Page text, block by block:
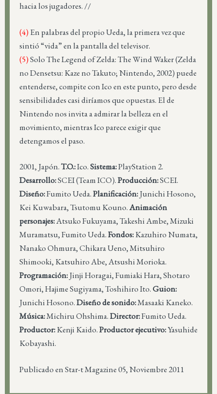
hacia los jugadores. //
(4) En palabras del propio Ueda, la primera vez que
sintió “vida” en la pantalla del televisor.
(5)Solo The Legend of Zelda: The Wind Waker (Zelda
no Densetsu: Kaze no Takuto; Nintendo, 2002) puede
entenderse, compite con Ico en este punto, pero desde
sensibilidades casi diríamos que opuestas. El de
Nintendo nos invita a admirar la belleza en el
movimiento, mientras Ico parece exigir que
detengamos el paso.
2001, Japón.T.O.:Ico.Sistema:PlayStation 2.
Desarrollo:SCEI (Team ICO).Producción:SCEI.
Diseño:Fumito Ueda.Planificación:Junichi Hosono,
Kei Kuwabara, Tsutomu Kouno.Animación
personajes:Atsuko Fukuyama, Takeshi Ambe, Mizuki
Muramatsu, Fumito Ueda.Fondos:Kazuhiro Numata,
Nanako Ohmura, Chikara Ueno, Mitsuhiro
Shimooki, Katsuhiro Abe, Atsushi Morioka.
Programación:Jinji Horagai, Fumiaki Hara, Shotaro
Omori, Hajime Sugiyama, Toshihiro Ito.Guion:
Junichi Hosono.Diseño de sonido:Masaaki Kaneko.
Música:Michiru Ohshima.Director:Fumito Ueda.
Productor:Kenji Kaido.Productor ejecutivo:Yasuhide
Kobayashi.
Publicado en Star-t Magazine 05, Noviembre 2011